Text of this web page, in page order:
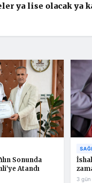
ya lise olacak ya
Sonunda
Atandı
3 gün